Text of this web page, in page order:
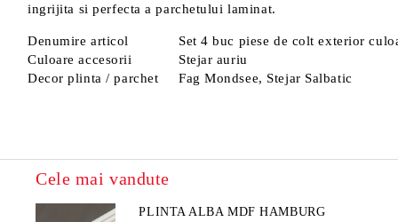
ingrijita si perfecta a parchetului laminat.
Denumire articol
Set 4 buc piese de colt exterior
Culoare accesorii
Stejar auriu
Decor plinta / parchet
Fag Mondsee, Stejar Salbatic
Cele mai vandute
PLINTA ALBA MDF HAMBURG